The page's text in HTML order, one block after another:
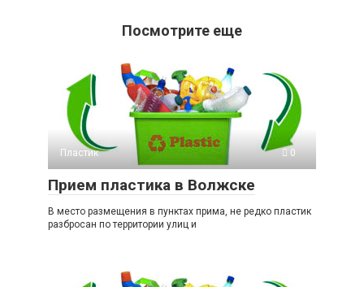
Посмотрите еще
Пластик 0
Прием пластика в Волжске
В место размещения в пунктах прима, не редко пластик
разбросан по территории улиц и